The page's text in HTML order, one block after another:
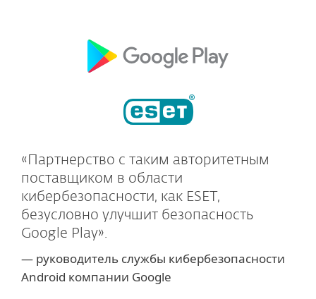
«Партнерство с таким авторитетным
поставщиком в области
кибербезопасности, как ESET,
безусловно улучшит безопасность
Google Play».
— руководитель службы кибербезопасности
Android компании Google